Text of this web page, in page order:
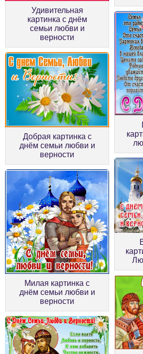
Удивительная
картинка с днём
семьи любви и
верности
Добрая картинка с
днём семьи любви и
верности
Милая картинка с
днём семьи любви и
верности